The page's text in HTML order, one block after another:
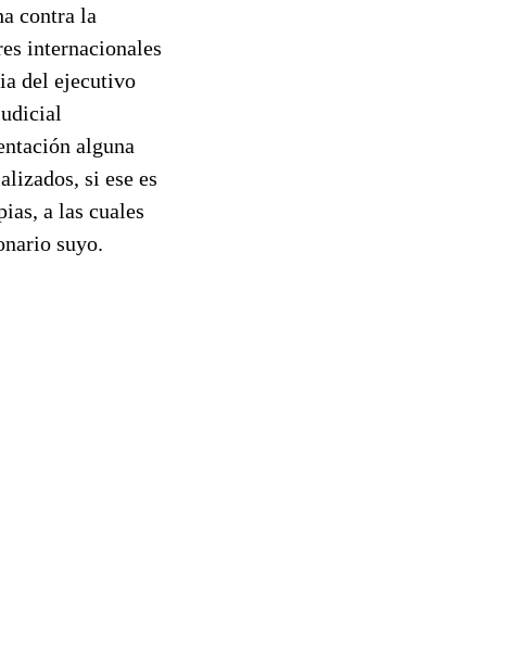
contra la
internacionales
del ejecutivo
alguna
si ese es
a las cuales
suyo.